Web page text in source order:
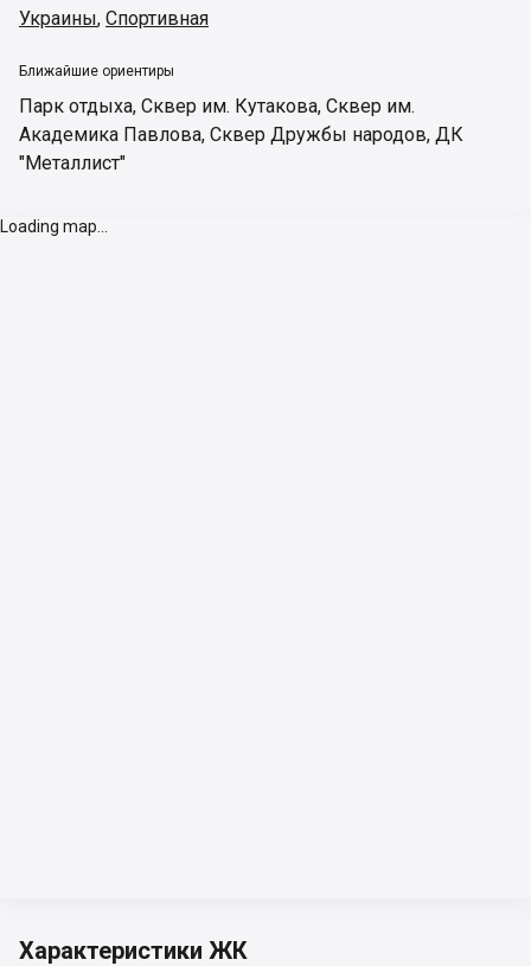
Украины, Спортивная
Ближайшие ориентиры
Парк отдыха, Сквер им. Кутакова, Сквер им.
Академика Павлова, Сквер Дружбы народов, ДК
"Металлист"
Loading map...
Характеристики ЖК